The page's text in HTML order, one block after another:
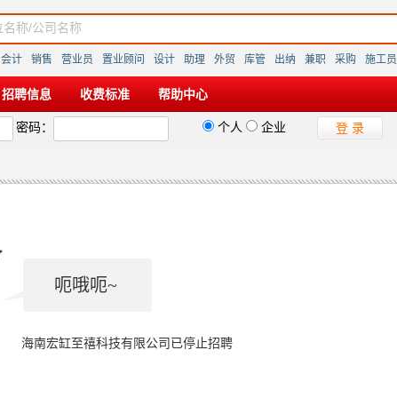
会计 销售 营业员 置业顾问 设计 助理 外贸 库管 出纳 兼职 采购 施工员
招聘信息 收费标准 帮助中心
密码： 个人 企业 登 录
呃哦呃~
海南宏缸至禧科技有限公司已停止招聘